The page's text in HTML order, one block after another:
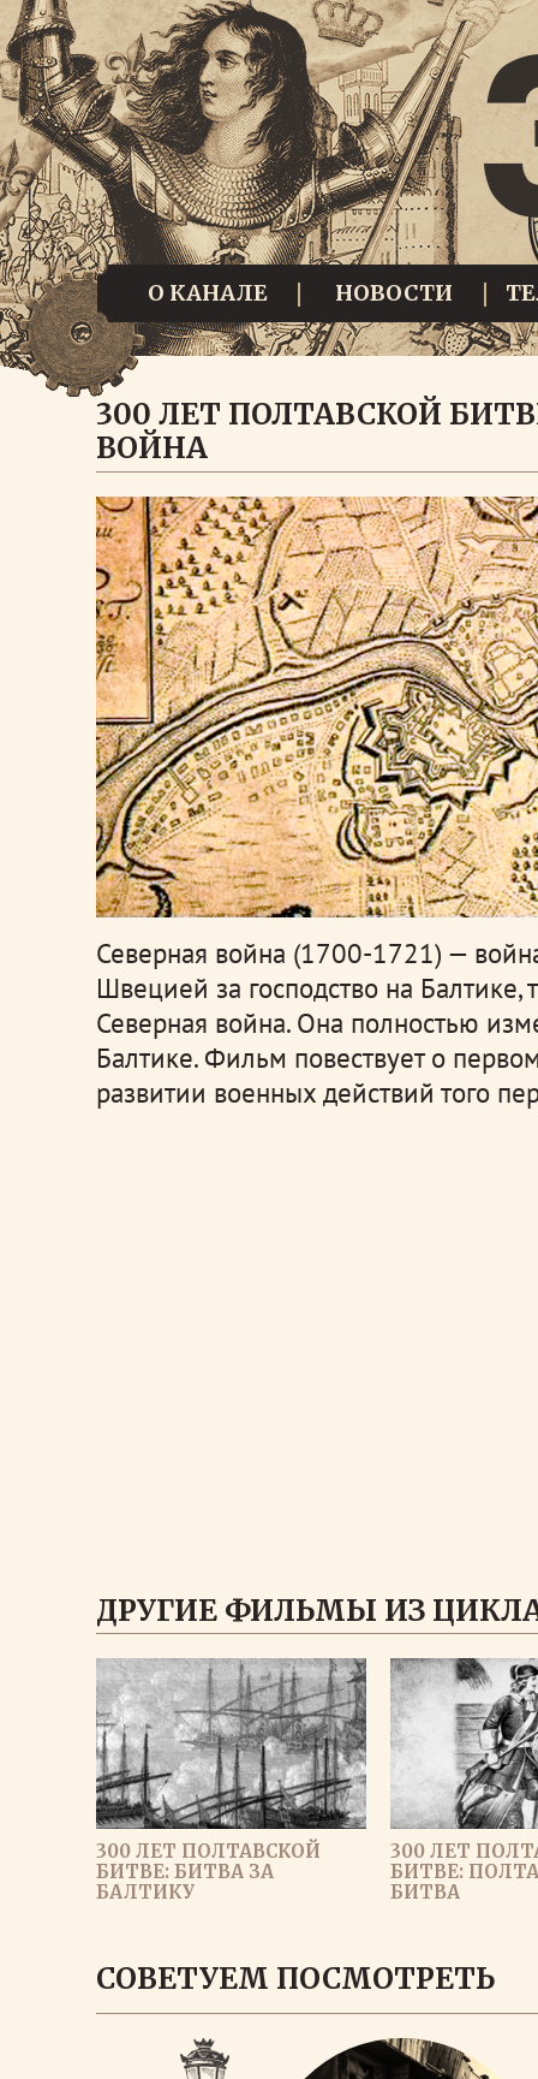
О КАНАЛЕ НОВОСТИ
300 ЛЕТ ПОЛТАВСКОЙ
ВОЙНА
Северная война (1700-1721) —
Швецией за господство на Балтике,
Северная война. Она полностью
Балтике. Фильм повествует о
развитии военных действий того
ДРУГИЕ ФИЛЬМЫ ИЗ
300 ЛЕТ ПОЛТАВСКОЙ
БИТВЕ: БИТВА ЗА
БАЛТИКУ
300 ЛЕТ
БИТВЕ:
БИТВА
СОВЕТУЕМ ПОСМОТРЕТЬ